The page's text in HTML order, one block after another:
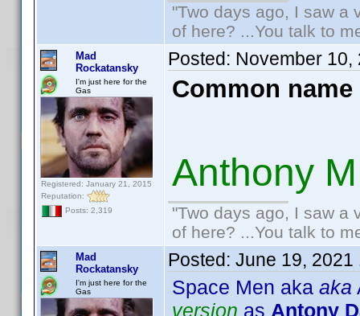
"Two days ago, I saw a
of here? ...You talk to
Mad
Rockatansky
I'm just here for the
Gas
Registered: January 21, 2015
Reputation:
Posts: 2,319
Posted: November 10,
Common
Anthony
"Two days ago, I saw a
of here? ...You talk to
Mad
Rockatansky
I'm just here for the
Gas
Posted: June 19, 2021
Space Men aka aka
version as Antony